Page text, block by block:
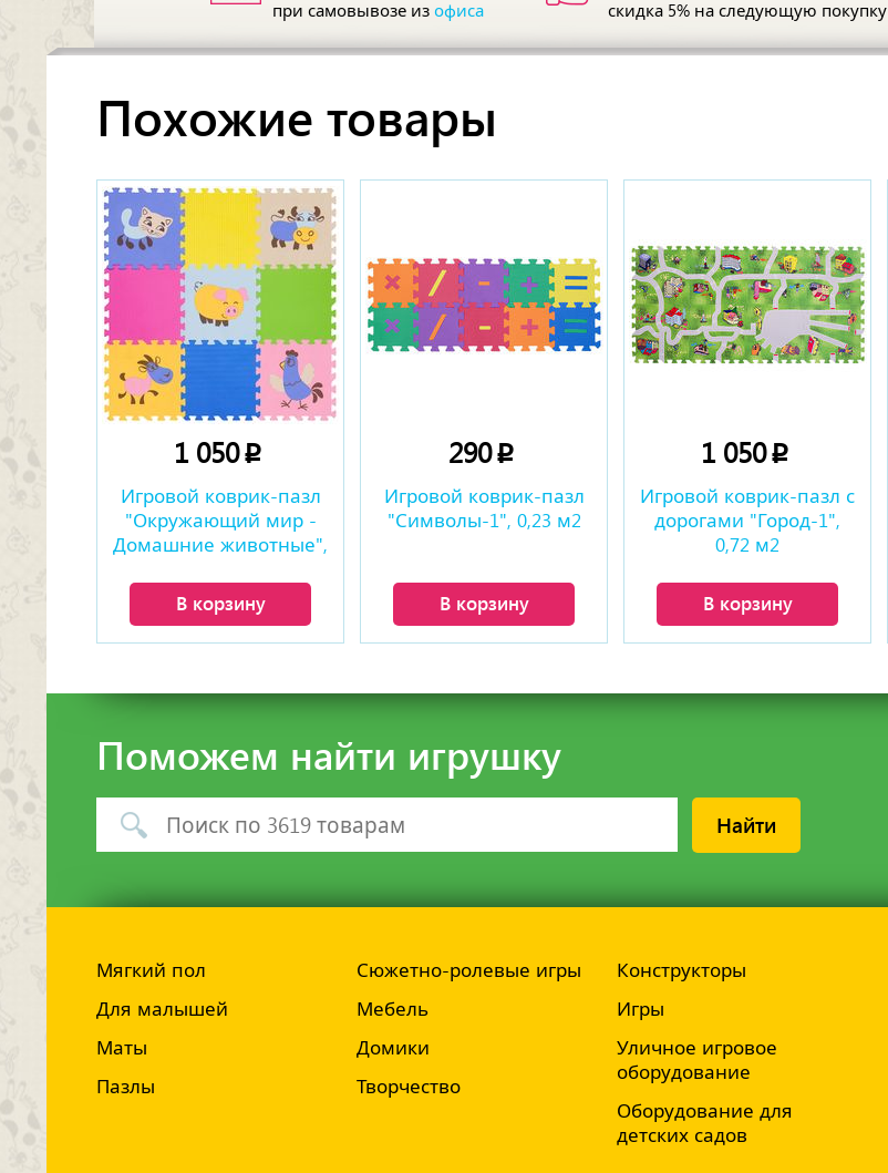
при самовывозе изофиса скидка 5% на следующую покупку
Похожие товары
1 050p
Игровой коврик-пазл
"Окружающий мир -
Домашние животные",
В корзину
290p
Игровой коврик-пазл
"Символы-1", 0,23 м2
В корзину
1 050p
Игровой коврик-пазл с
дорогами "Город-1",
0,72 м2
В корзину
Поможем найти игрушку
Найти
Мягкий пол
Для малышей
Маты
Пазлы
Сюжетно-ролевые игры
Мебель
Домики
Творчество
Конструкторы
Игры
Уличное игровое
оборудование
Оборудование для
детских садов